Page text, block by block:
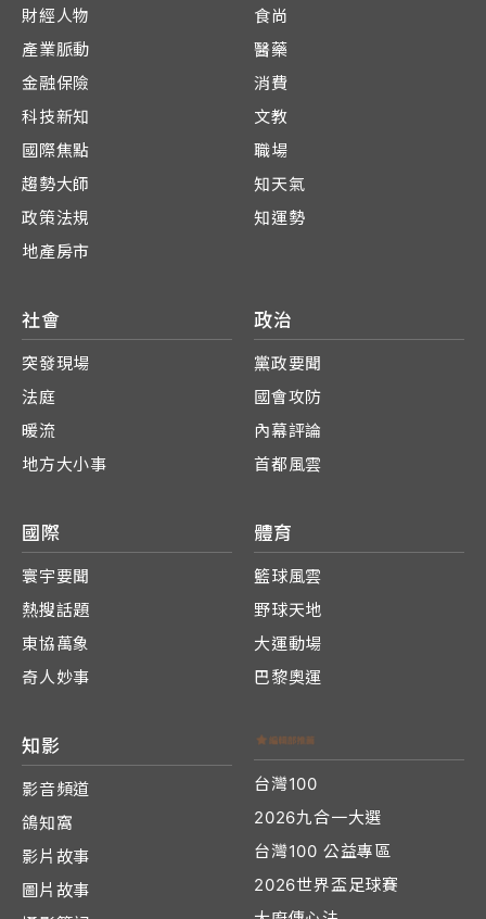
財經人物
產業脈動
金融保險
科技新知
國際焦點
趨勢大師
政策法規
地產房市
食尚
醫藥
消費
文教
職場
知天氣
知運勢
社會
突發現場
法庭
暖流
地方大小事
政治
黨政要聞
國會攻防
內幕評論
首都風雲
國際
寰宇要聞
熱搜話題
東協萬象
奇人妙事
體育
籃球風雲
野球天地
大運動場
巴黎奧運
知影
影音頻道
鴿知窩
影片故事
圖片故事
台灣100
2026九合一大選
台灣100 公益專區
2026世界盃足球賽